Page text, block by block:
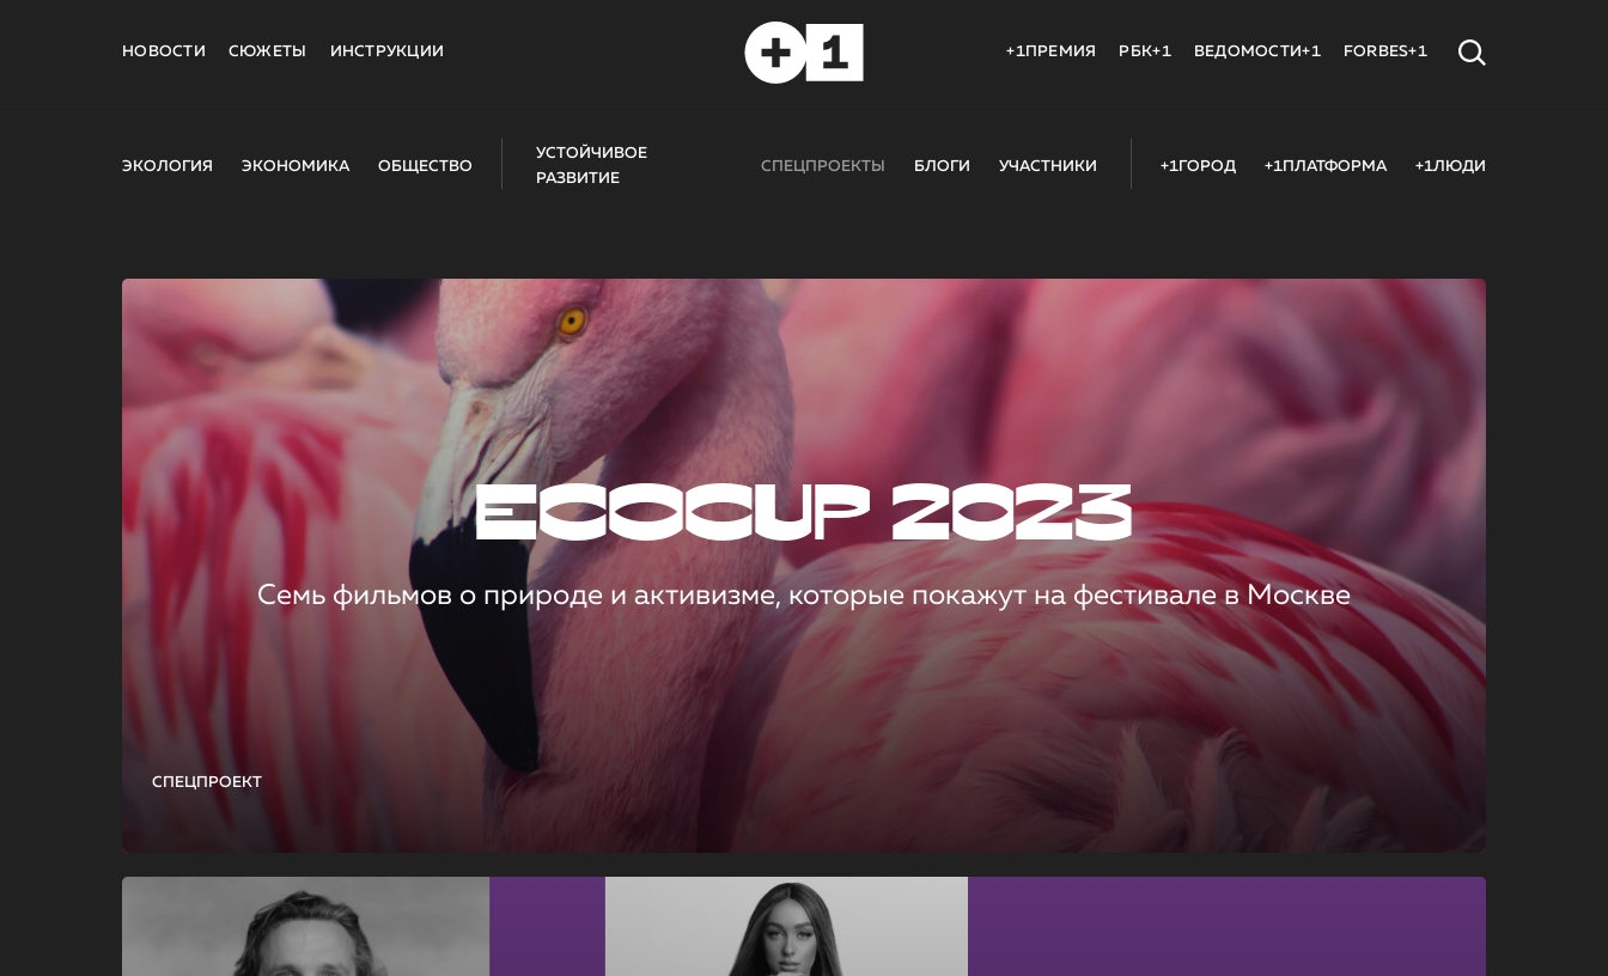
НОВОСТИ СЮЖЕТЫ ИНСТРУКЦИИ +1ПРЕМИЯ РБК+1 ВЕДОМОСТИ+1 FORBES+1
ЭКОЛОГИЯ ЭКОНОМИКА ОБЩЕСТВО
УСТОЙЧИВОЕ
РАЗВИТИЕ
СПЕЦПРОЕКТЫ БЛОГИ УЧАСТНИКИ +1ГОРОД +1ПЛАТФОРМА +1ЛЮДИ
СПЕЦПРОЕКТ
ECOCUP 2023
Семь фильмов о природе и активизме, которые покажут на фестивале в Москве